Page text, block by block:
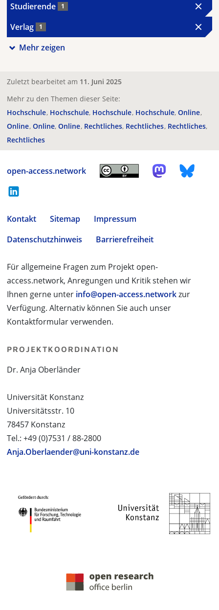
Studierende 1
Verlag 1
Mehr zeigen
Zuletzt bearbeitet am 11. Juni 2025
Mehr zu den Themen dieser Seite:
Hochschule Hochschule Hochschule Hochschule Online
Online Online Online Rechtliches Rechtliches Rechtliches
Rechtliches
open-access.network
Kontakt Sitemap
Impressum
Datenschutzhinweis
Barrierefreiheit
Für allgemeine Fragen zum Projekt open-
access.network, Anregungen und Kritik stehen wir
Ihnen gerne unter info@open-access.networkzur
Verfügung. Alternativ können Sie auch unser
Kontaktformular verwenden.
PROJEKTKOORDINATION
Dr. Anja Oberländer
Universität Konstanz
Universitätsstr. 10
78457 Konstanz
Tel.: +49 (0)7531 / 88-2800
Anja.Oberlaender@uni-konstanz.de